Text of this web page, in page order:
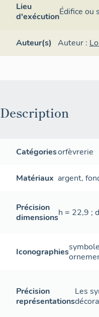
Lieu
d'exécutionÉdifice ou
Auteur(s) Auteur :
Description
Catégoriesorfèvrerie
Matériaux argent,
Précision
dimensionsh = 22,9 ;
Iconographies
Précision
représentations
Les